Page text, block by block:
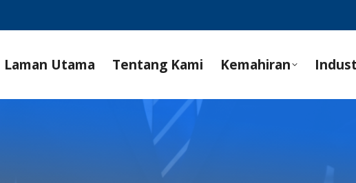
Laman Utama Tentang Kami Kemahiran